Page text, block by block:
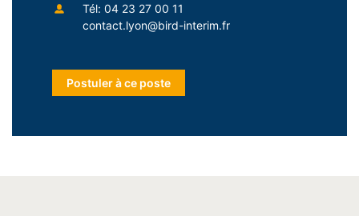
Tél: 04 23 27 00 11
contact.lyon@bird-interim.fr